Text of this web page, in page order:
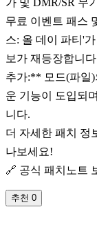
무료 이벤트 패스
스: 올 데이 파티'
보가 재등장합니
추가:** 모드(파일
운 기능이 도입되
니다.
더 자세한 패치 정
나보세요!
🔗 공식 패치노트
추천 0